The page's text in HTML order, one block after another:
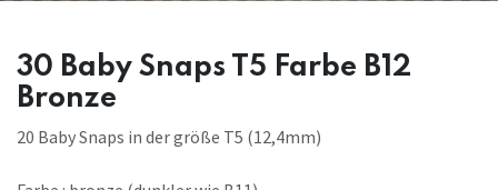
30 Baby Snaps T5 Farbe B12
Bronze
20 Baby Snaps in der größe T5 (12,4mm)